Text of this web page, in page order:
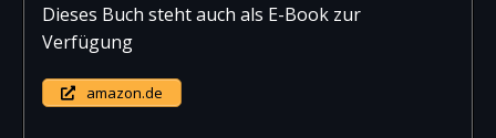
Dieses Buch steht auch als E-Book zur
Verfügung
amazon.de